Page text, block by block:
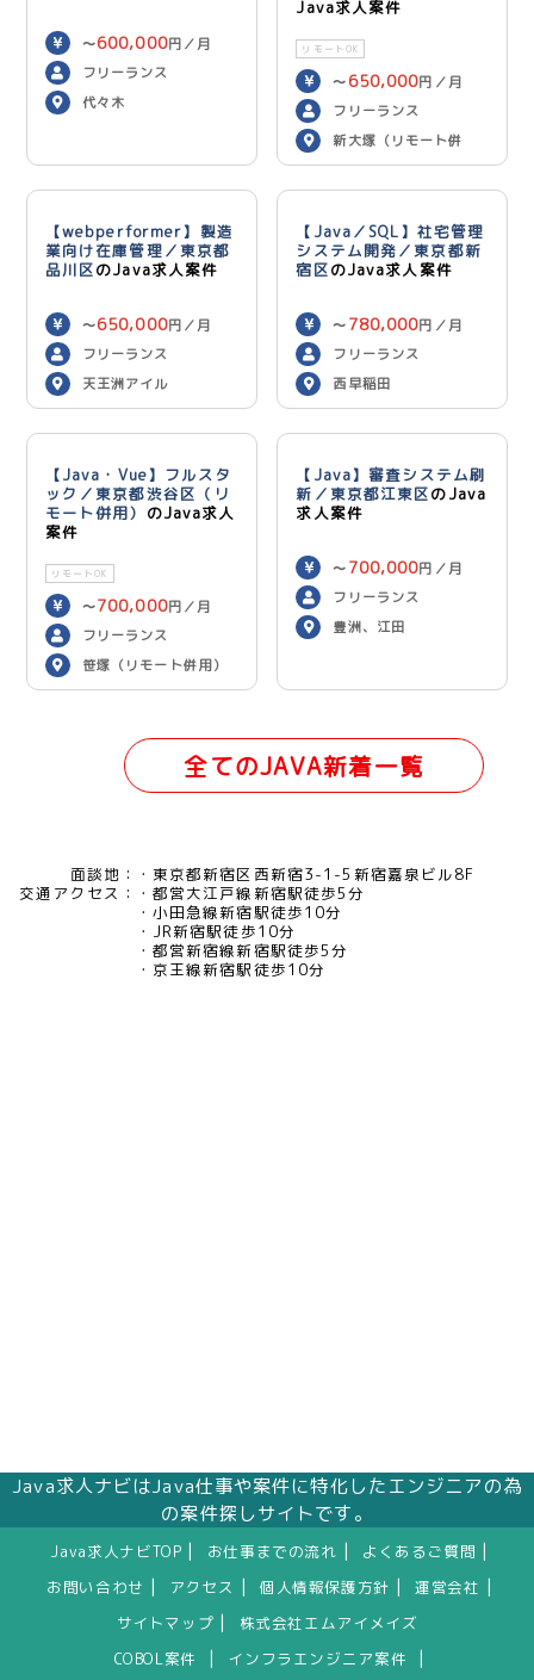
〜600,000円／月
フリーランス
代々木
Java求人案件
リモートOK
〜 650,000円／月
フリーランス
新大塚（リモート併
用）
【webperformer】製造
業向け在庫管理／東京都
品川区のJava求人案件
〜650,000円／月
フリーランス
天王洲アイル
【Java／SQL】社宅管理
システム開発／東京都新
宿区のJava求人案件
〜 780,000円／月
フリーランス
西早稲田
【Java・Vue】フルスタ
ック／東京都渋谷区（リ
モート併用） のJava求人
案件
リモートOK
〜700,000円／月
フリーランス
笹塚（リモート併用）
【Java】審査システム刷
新／東京都江東区のJava
求人案件
〜 700,000円／月
フリーランス
豊洲、江田
全てのJAVA新着一覧
面談地：
東京都新宿区西新宿3-1-5新宿嘉泉ビル8F
交通アクセス：
都営大江戸線新宿駅徒歩5分
小田急線新宿駅徒歩10分
JR新宿駅徒歩10分
都営新宿線新宿駅徒歩5分
京王線新宿駅徒歩10分
Java求人ナビはJava仕事や案件に特化したエンジニアの為
の案件探しサイトです。
Java求人ナビTOP お仕事までの流れ よくあるご質問
お問い合わせ アクセス 個人情報保護方針 運営会社
サイトマップ
株式会社エムアイメイズ
COBOL案件
インフラエンジニア案件